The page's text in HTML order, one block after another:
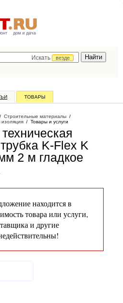
дом и дача
Искать
везде
ТОВАРЫ
Строительные материалы /
изоляция / Товары и услуги
K-Flex K
2 м гладкое
находится в
товара или услуги,
и другие